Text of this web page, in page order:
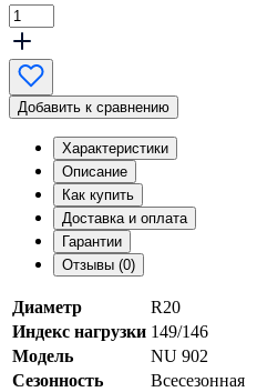
Добавить к сравнению
Характеристики
Описание
Как купить
Доставка и оплата
Гарантии
Отзывы (0)
Диаметр
R20
Индекс нагрузки 149/146
Модель
NU 902
Сезонность
Всесезонная